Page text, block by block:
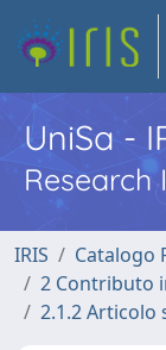
UniSa -
IRIS
Catalogo
2 Contributo
2.1.2 Articolo